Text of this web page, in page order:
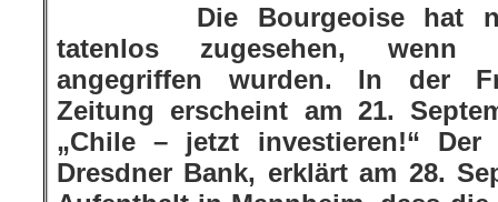
Die Bourgeoise hat
tatenlos zugesehen, wenn
angegriffen wurden. In der
Zeitung erscheint am 21.
„Chile – jetzt investieren!“ Der
Dresdner Bank, erklärt am 28.